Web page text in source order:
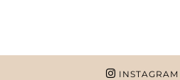
INSTAGRAM